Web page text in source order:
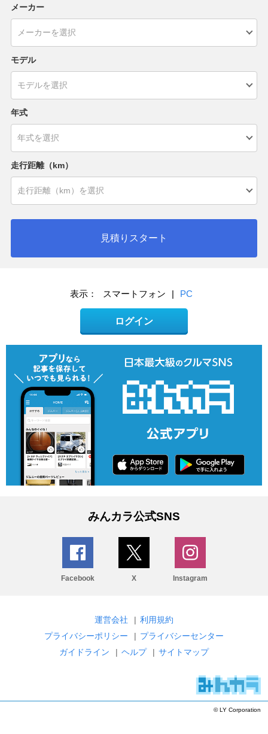
メーカー
モデル
年式
走行距離（km）
見積りスタート
表示： スマートフォン | PC
ログイン
みんカラ公式SNS
Facebook X Instagram
運営会社 | 利用規約
プライバシーポリシー
| プライバシーセンター
ガイドライン
| ヘルプ | サイトマップ
© LY Corporation